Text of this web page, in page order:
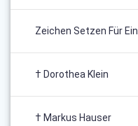
Zeichen Setzen Für
† Dorothea Klein
† Markus Hauser